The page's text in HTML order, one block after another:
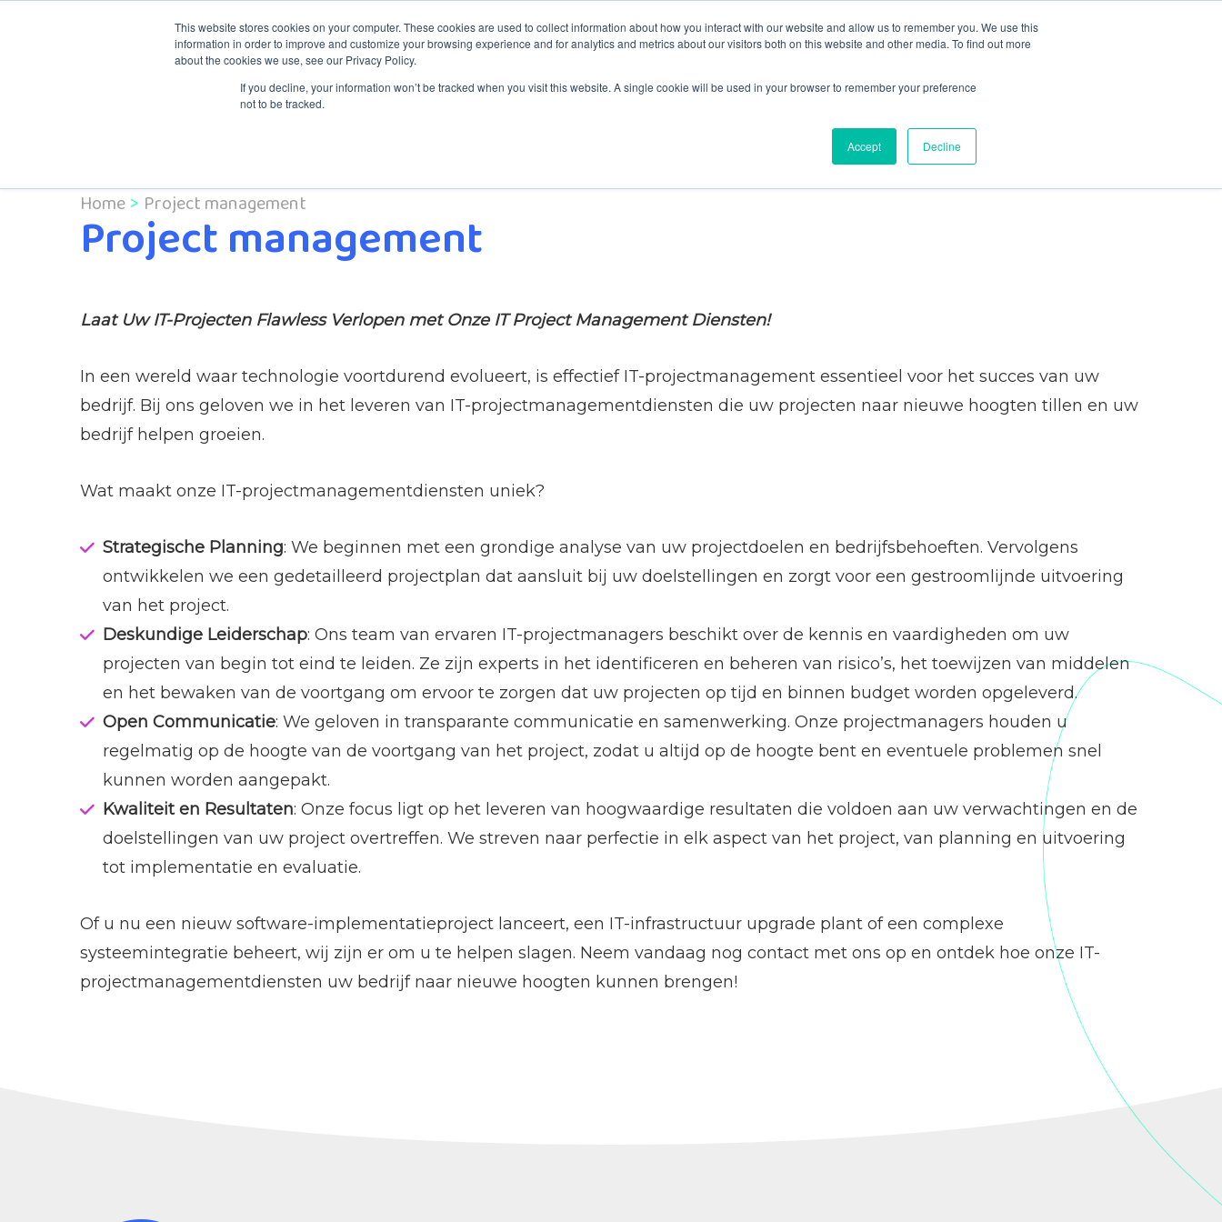
This website stores cookies on your computer. These cookies are used to collect information about how you interact with our website and allow us to remember you. We use this
information in order to improve and customize your browsing experience and for analytics and metrics about our visitors both on this website and other media. To find out more
about the cookies we use, see our Privacy Policy.
If you decline, your information won’t be tracked when you visit this website. A single cookie will be used in your browser to remember your preference
not to be tracked.
Accept Decline
Kennis & Training
Home Project management
Project management
Laat Uw IT-Projecten Flawless Verlopen met Onze IT Project Management Diensten!
In een wereld waar technologie voortdurend evolueert, is effectief IT-projectmanagement essentieel voor het succes van uw
bedrijf. Bij ons geloven we in het leveren van IT-projectmanagementdiensten die uw projecten naar nieuwe hoogten tillen en uw
bedrijf helpen groeien.
Wat maakt onze IT-projectmanagementdiensten uniek?
Strategische Planning: We beginnen met een grondige analyse van uw projectdoelen en bedrijfsbehoeften. Vervolgens
ontwikkelen we een gedetailleerd projectplan dat aansluit bij uw doelstellingen en zorgt voor een gestroomlijnde uitvoering
van het project.
Deskundige Leiderschap: Ons team van ervaren IT-projectmanagers beschikt over de kennis en vaardigheden om uw
projecten van begin tot eind te leiden. Ze zijn experts in het identificeren en beheren van risico’s, het toewijzen van middelen
en het bewaken van de voortgang om ervoor te zorgen dat uw projecten op tijd en binnen budget worden opgeleverd.
Open Communicatie: We geloven in transparante communicatie en samenwerking. Onze projectmanagers houden u
regelmatig op de hoogte van de voortgang van het project, zodat u altijd op de hoogte bent en eventuele problemen snel
kunnen worden aangepakt.
Kwaliteit en Resultaten: Onze focus ligt op het leveren van hoogwaardige resultaten die voldoen aan uw verwachtingen en de
doelstellingen van uw project overtreffen. We streven naar perfectie in elk aspect van het project, van planning en uitvoering
tot implementatie en evaluatie.
Of u nu een nieuw software-implementatieproject lanceert, een IT-infrastructuur upgrade plant of een complexe
systeemintegratie beheert, wij zijn er om u te helpen slagen. Neem vandaag nog contact met ons op en ontdek hoe onze IT-
projectmanagementdiensten uw bedrijf naar nieuwe hoogten kunnen brengen!